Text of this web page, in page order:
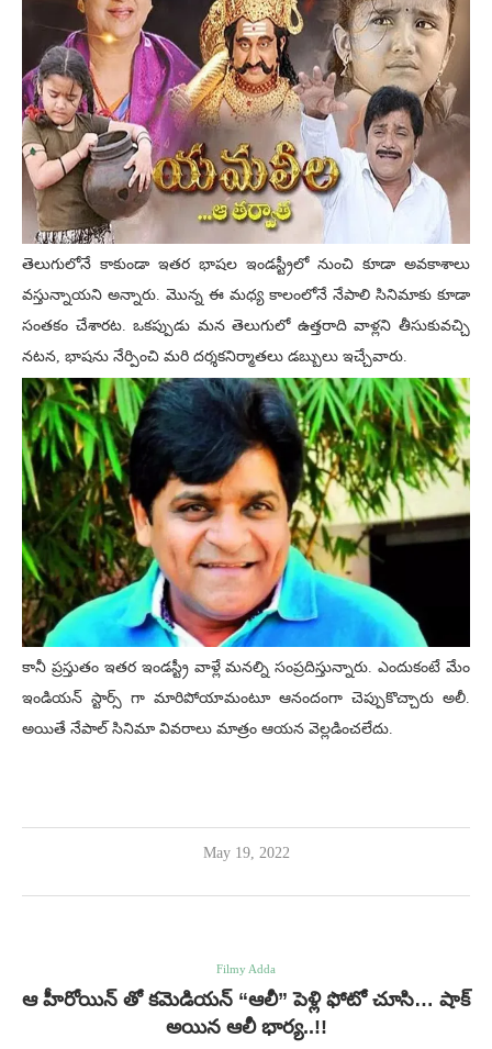
తెలుగులోనే కాకుండా ఇతర భాషల ఇండస్ట్రీలో నుంచి కూడా అవకాశాలు
వస్తున్నాయని అన్నారు. మొన్న ఈ మధ్య కాలంలోనే నేపాలి సినిమాకు కూడా
సంతకం చేశారట. ఒకప్పుడు మన తెలుగులో ఉత్తరాది వాళ్లని తీసుకువచ్చి
నటన, భాషను నేర్పించి మరి దర్శకనిర్మాతలు డబ్బులు ఇచ్చేవారు.
కానీ ప్రస్తుతం ఇతర ఇండస్ట్రీ వాళ్లే మనల్ని సంప్రదిస్తున్నారు. ఎందుకంటే మేం
ఇండియన్ స్టార్స్ గా మారిపోయామంటూ ఆనందంగా చెప్పుకొచ్చారు అలీ.
అయితే నేపాల్ సినిమా వివరాలు మాత్రం ఆయన వెల్లడించలేదు.
May 19, 2022
Filmy Adda
ఆ హీరోయిన్ తో కమెడియన్ “ఆలీ” పెళ్లి ఫోటో చూసి… షాక్
అయిన ఆలీ భార్య..!!